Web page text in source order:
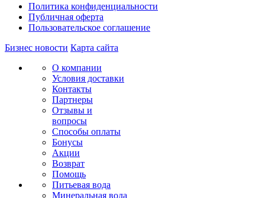
Политика конфиденциальности
Публичная оферта
Пользовательское соглашение
Бизнес новости Карта сайта
О компании
Условия доставки
Контакты
Партнеры
Отзывы и
вопросы
Способы оплаты
Бонусы
Акции
Возврат
Помощь
Питьевая вода
Минеральная вода